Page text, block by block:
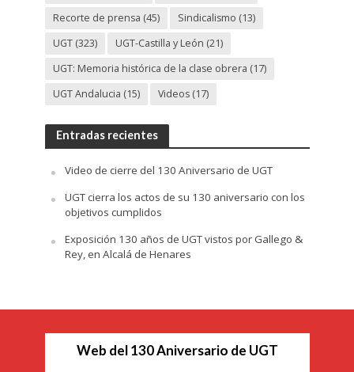
Recorte de prensa (45) Sindicalismo (13)
UGT(323) UGT-Castilla y León (21)
UGT: Memoria histórica de la clase obrera (17)
UGT Andalucia (15) Videos(17)
Entradas recientes
Video de cierre del 130 Aniversario de UGT
UGT cierra los actos de su 130 aniversario con los
objetivos cumplidos
Exposición 130 años de UGT vistos por Gallego &
Rey, en Alcalá de Henares
Web del 130 Aniversario de UGT